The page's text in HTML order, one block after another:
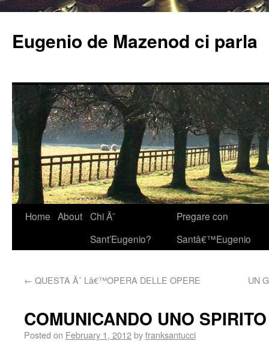
Eugenio de Mazenod ci parla
Home About Chi Ã¨
Sant’Eugenio?
Pregare con
Santâ€™Eugenio
← QUESTA Ãˆ Lâ€™OPERA DELLE OPERE UN
COMUNICANDO UNO
Posted on February 1, 2012byfranksantucci